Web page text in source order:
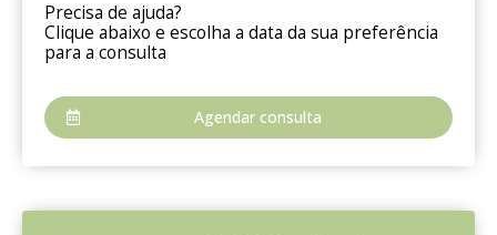
Precisa de ajuda?
Clique abaixo e escolha a data da sua preferência
para a consulta
Agendar consulta